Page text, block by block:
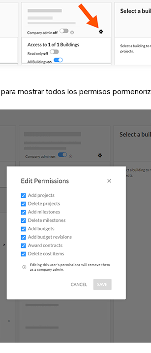
mostrar todos los permisos